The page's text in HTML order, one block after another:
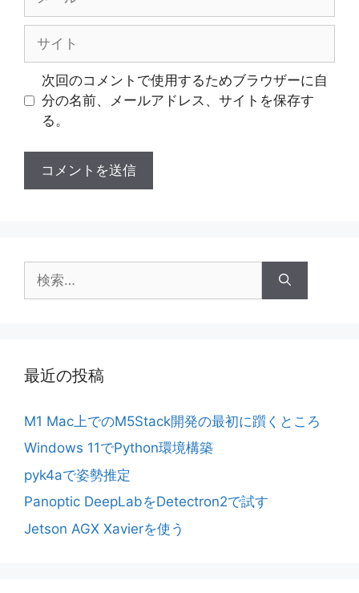
ル
次回のコメントで使用するためブラウザーに自
分の名前、メールアドレス、サイトを保存す
る。
索:
最近の投稿
M1 Mac上でのM5Stack開発の最初に躓くところ
Windows 11でPython環境構築
pyk4aで姿勢推定
Panoptic DeepLabをDetectron2で試す
Jetson AGX Xavierを使う